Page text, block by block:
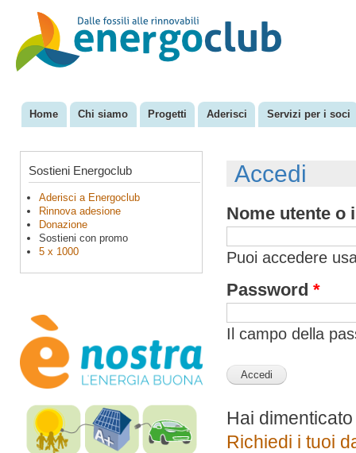
EnergoClub
per la
riconversione
del sistema
Menu principale
Home Chi siamo Progetti Aderisci Servizi per i soci
Sostieni Energoclub
Aderisci a Energoclub
Rinnova adesione
Donazione
Sostieni con promo
5 x 1000
Accedi
Nome utente
Puoi accedere
Password *
Il campo della
Hai
Richiedi i tuoi